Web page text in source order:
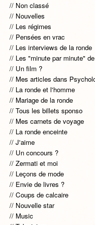
Non classé
Nouvelles
Les régimes
Pensées en vrac
Les interviews de la ronde
Les "minute par minute"
Un film ?
Mes articles dans
La ronde et l'homme
Mariage de la ronde
Tous les billets sponso
Mes carnets de voyage
La ronde enceinte
J'aime
Un concours ?
Zermati et moi
Leçons de mode
Envie de livres ?
Coups de calcaire
Nouvelle star
Music